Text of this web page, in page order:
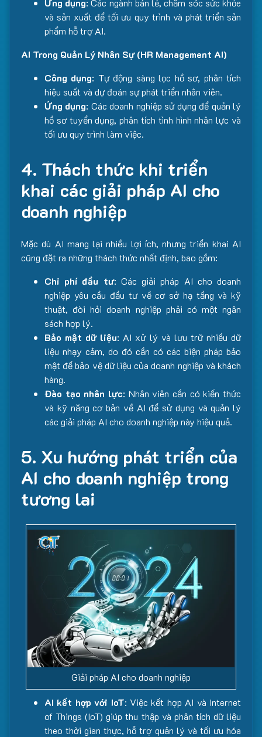
Ứng dụng: Các ngành bán lẻ, chăm sóc sức khỏe
và sản xuất để tối ưu quy trình và phát triển sản
phẩm hỗ trợ AI.
AI Trong Quản Lý Nhân Sự (HR Management AI)
Công dụng: Tự động sàng lọc hồ sơ, phân tích
hiệu suất và dự đoán sự phát triển nhân viên.
Ứng dụng: Các doanh nghiệp sử dụng để quản lý
hồ sơ tuyển dụng, phân tích tình hình nhân lực và
tối ưu quy trình làm việc.
4. Thách thức khi triển
khai các giải pháp AI cho
doanh nghiệp
Mặc dù AI mang lại nhiều lợi ích, nhưng triển khai AI
cũng đặt ra những thách thức nhất định, bao gồm:
Chi phí đầu tư: Các giải pháp AI cho doanh
nghiệp yêu cầu đầu tư về cơ sở hạ tầng và kỹ
thuật, đòi hỏi doanh nghiệp phải có một ngân
sách hợp lý.
Bảo mật dữ liệu: AI xử lý và lưu trữ nhiều dữ
liệu nhạy cảm, do đó cần có các biện pháp bảo
mật để bảo vệ dữ liệu của doanh nghiệp và khách
hàng.
Đào tạo nhân lực: Nhân viên cần có kiến thức
và kỹ năng cơ bản về AI để sử dụng và quản lý
các giải pháp AI cho doanh nghiệp này hiệu quả.
5. Xu hướng phát triển của
AI cho doanh nghiệp trong
tương lai
Giải pháp AI cho doanh nghiệp
AI kết hợp với IoT: Việc kết hợp AI và Internet
of Things (IoT) giúp thu thập và phân tích dữ liệu
theo thời gian thực, hỗ trợ quản lý và tối ưu hóa